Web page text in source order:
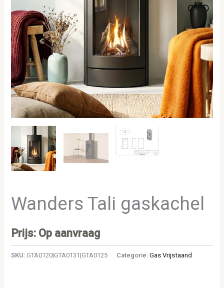
Wanders Tali gaskachel
Prijs: Op aanvraag
SKU: GTA0120|GTA0131|GTA0125 Categorie:Gas Vrijstaand